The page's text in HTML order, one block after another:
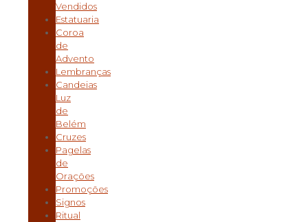
Vendidos
Estatuaria
Coroa
de
Advento
Lembranças
Candeias
Luz
de
Belém
Cruzes
Pagelas
de
Orações
Promoções
Signos
Ritual